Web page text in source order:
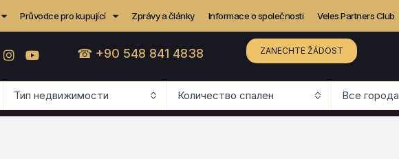
Průvodce pro kupující Zprávy a články Informace o společnosti Veles Partners Club
☎ +90 548 841 4838 ZANECHTE ŽÁDOST
Тип недвижимости Количество спален Все города